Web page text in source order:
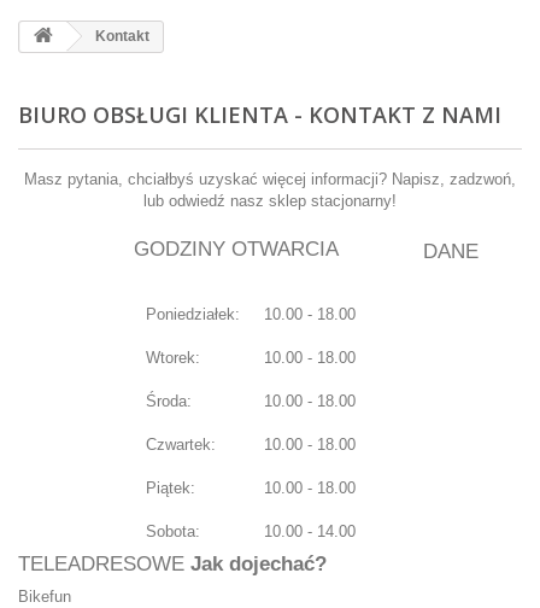
Kontakt
BIURO OBSŁUGI KLIENTA - KONTAKT Z NAMI
Masz pytania, chciałbyś uzyskać więcej informacji? Napisz, zadzwoń,
lub odwiedź nasz sklep stacjonarny!
GODZINY OTWARCIA
Poniedziałek: 10.00 - 18.00
Wtorek: 10.00 - 18.00
Środa: 10.00 - 18.00
Czwartek: 10.00 - 18.00
Piątek: 10.00 - 18.00
Sobota: 10.00 - 14.00
DANE
TELEADRESOWE Jak dojechać?
Bikefun